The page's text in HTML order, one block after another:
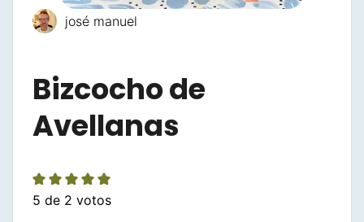
josé manuel
Bizcocho de
Avellanas
5 de 2 votos